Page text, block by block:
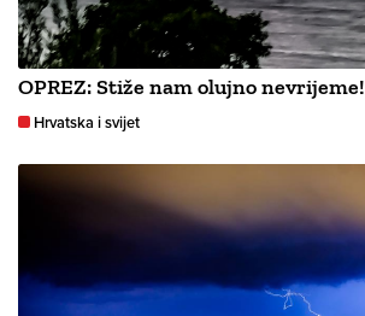
OPREZ: Stiže nam olujno nevrijeme!
Hrvatska i svijet